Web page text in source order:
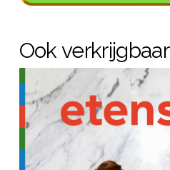
Ook verkrijgbaar